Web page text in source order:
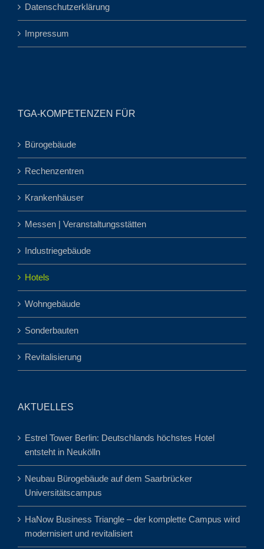
Datenschutzerklärung
Impressum
TGA-KOMPETENZEN FÜR
Bürogebäude
Rechenzentren
Krankenhäuser
Messen | Veranstaltungsstätten
Industriegebäude
Hotels
Wohngebäude
Sonderbauten
Revitalisierung
AKTUELLES
Estrel Tower Berlin: Deutschlands höchstes Hotel
entsteht in Neukölln
Neubau Bürogebäude auf dem Saarbrücker
Universitätscampus
HaNow Business Triangle – der komplette Campus wird
modernisiert und revitalisiert